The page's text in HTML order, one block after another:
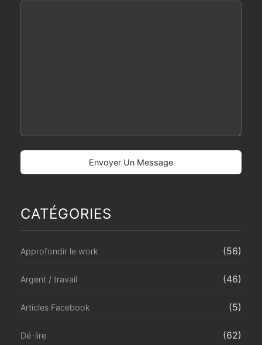
CATÉGORIES
Approfondir le work (56)
Argent / travail (46)
Articles Facebook (5)
Dé-lire (62)